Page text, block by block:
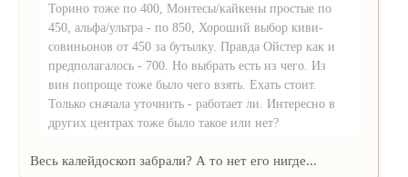
Торино тоже по 400, Монтесы/кайкены простые по
450, альфа/ультра - по 850, Хороший выбор киви-
совиньонов от 450 за бутылку. Правда Ойстер как и
предполагалось - 700. Но выбрать есть из чего. Из
вин попроще тоже было чего взять. Ехать стоит.
Только сначала уточнить - работает ли. Интересно в
других центрах тоже было такое или нет?
Весь калейдоскоп забрали? А то нет его нигде...